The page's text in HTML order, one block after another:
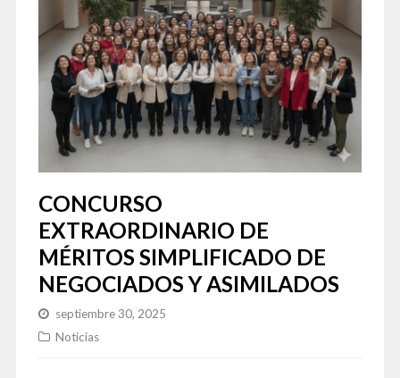
CONCURSO
EXTRAORDINARIO DE
MÉRITOS SIMPLIFICADO DE
NEGOCIADOS Y ASIMILADOS
septiembre 30, 2025
Noticias